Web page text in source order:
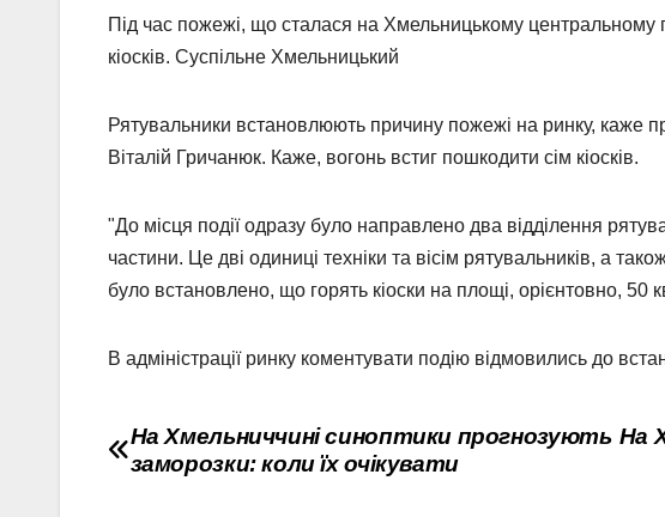
Під час пожежі, що сталася на Хмельницькому центральному
кіосків. Суспільне Хмельницький
Рятувальники встановлюють причину пожежі на ринку, каже
Віталій Гричанюк. Каже, вогонь встиг пошкодити сім кіосків.
"До місця події одразу було направлено два відділення
частини. Це дві одиниці техніки та вісім рятувальників, а
було встановлено, що горять кіоски на площі, орієнтовно, 50
В адміністрації ринку коментувати подію відмовились до
Навігація
На
На Хмельниччині синоптики прогнозують
заморозки: коли їх очікувати